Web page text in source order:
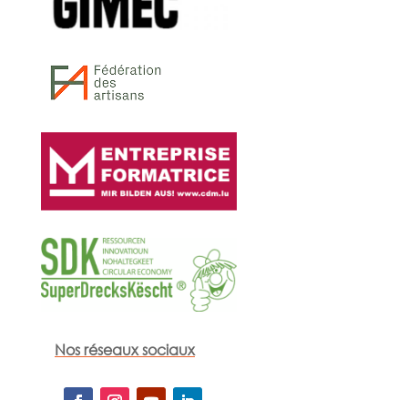
Nos réseaux sociaux